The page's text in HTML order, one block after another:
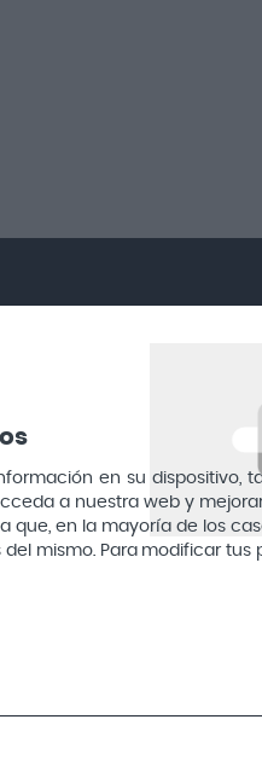
en su
a nuestra web y
en la mayoría de los
mismo. Para modificar